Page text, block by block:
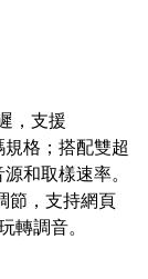
，支援
格；搭配雙超
和取樣速率。
節，支持網頁
調音。